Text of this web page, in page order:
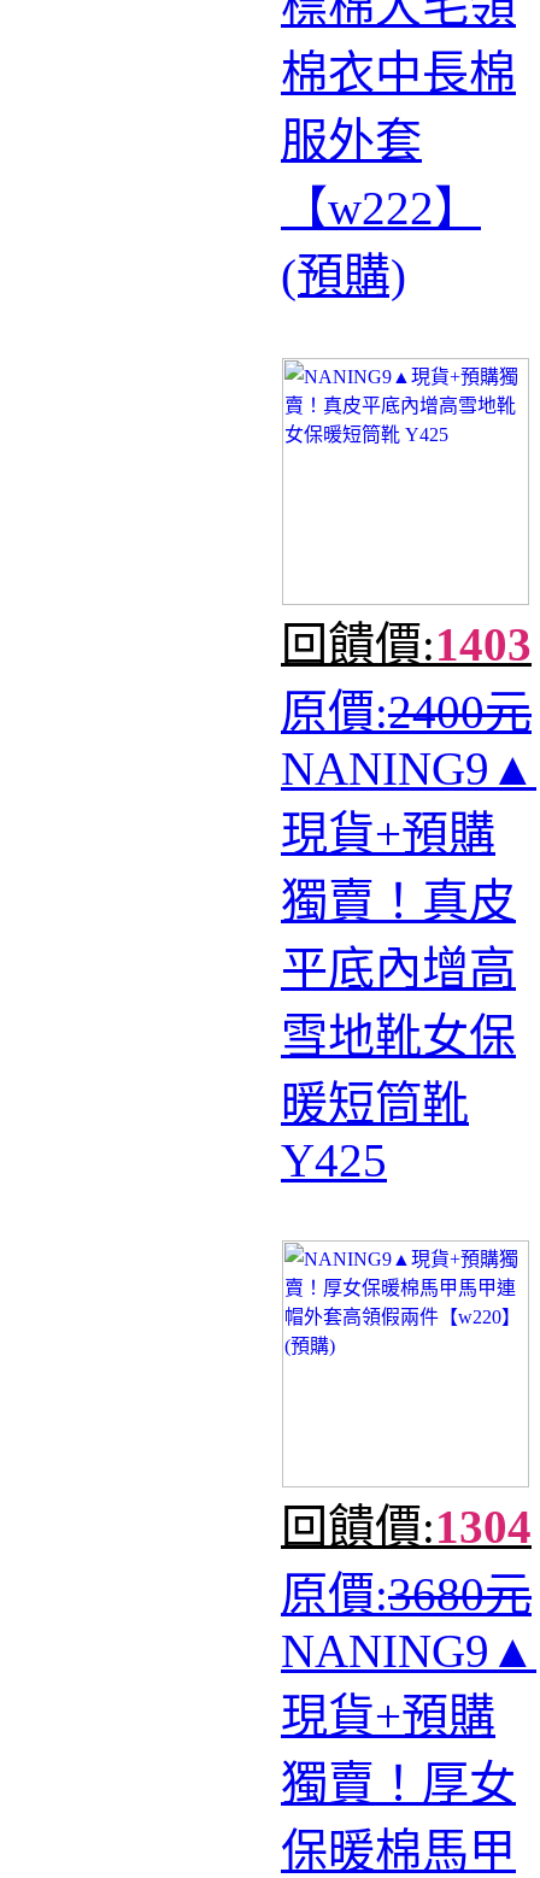
棉衣中長棉
服外套
【w222】
(預購)
回饋價:1403
原價:2400元
NANING9▲
現貨+預購
獨賣！真皮
平底內增高
雪地靴女保
暖短筒靴
Y425
回饋價:1304
原價:3680元
NANING9▲
現貨+預購
獨賣！厚女
保暖棉馬甲